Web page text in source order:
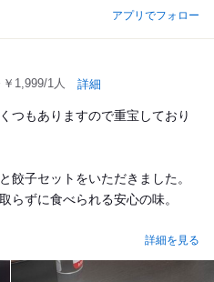
アプリでフォロー
￥1,999/1人 詳細
つもありますので重宝しており
餃子セットをいただきました。
らずに食べられる安心の味。
詳細を見る